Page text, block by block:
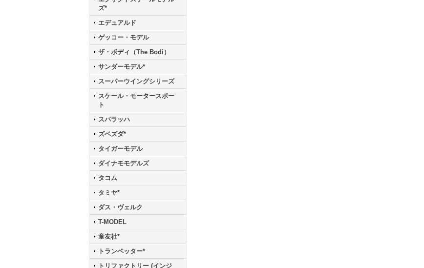
ズ*
エデュアルド
ゲッコー・モデル
ザ・ボディ（The Bodi）
サンダーモデル*
スーパーウイングシリーズ
スケール・モータースポー
ト
スパラッハ
ズベズダ*
タイガーモデル
ダイナモモデルズ
タコム
タミヤ*
ダス・ヴェルク
T-MODEL
童友社*
トランペッター*
トリファクトリー (インジ